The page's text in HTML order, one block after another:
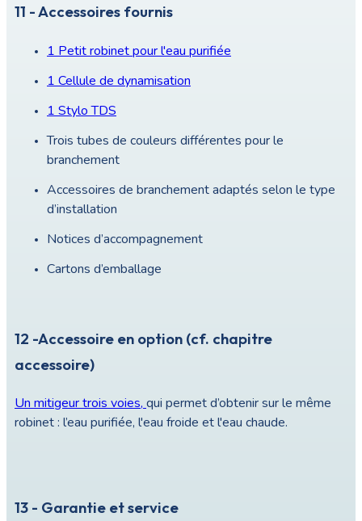
11 - Accessoires fournis
1 Petit robinet pour l'eau purifiée
1 Cellule de dynamisation
1 Stylo TDS
Trois tubes de couleurs différentes pour le
branchement
Accessoires de branchement adaptés selon le type
d’installation
Notices d’accompagnement
Cartons d’emballage
12 -Accessoire en option (cf. chapitre
accessoire)
Un mitigeur trois voies, qui permet d’obtenir sur le même
robinet : l’eau purifiée, l'eau froide et l'eau chaude.
13 - Garantie et service